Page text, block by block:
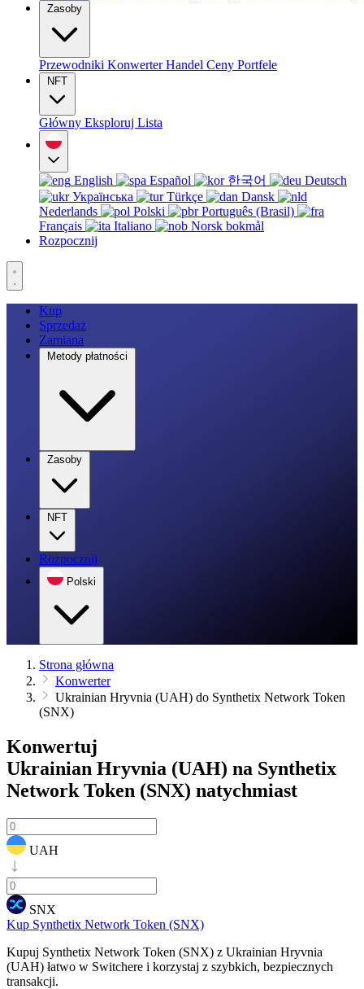
Zasoby
Przewodniki KonwerterHandel Ceny Portfele
NFT
Główny Eksploruj Lista
English Español 한국어
Deutsch
Українська
Türkçe
Dansk
Nederlands
Polski
Português (Brasil)
Français
Italiano
Norsk bokmål
Rozpocznij
Kup
Sprzedaż
Zamiana
Metody płatności
Zasoby
NFT
Rozpocznij
Polski
Strona główna
Konwerter
Ukrainian Hryvnia (UAH) do Synthetix Network Token
(SNX)
Konwertuj
Ukrainian Hryvnia (UAH) na Synthetix
Network Token (SNX) natychmiast
UAH
SNX
Kup Synthetix Network Token (SNX)
Kupuj Synthetix Network Token (SNX) z Ukrainian Hryvnia
(UAH) łatwo w Switchere i korzystaj z szybkich, bezpiecznych
transakcji.